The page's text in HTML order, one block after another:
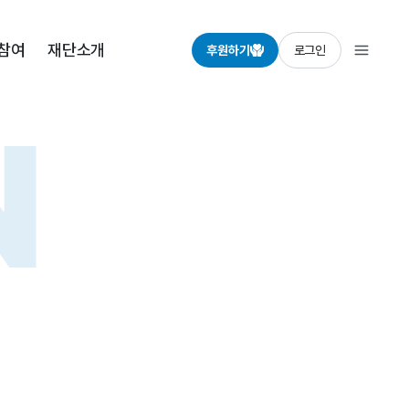
여 재단소개 후원하기 로그인